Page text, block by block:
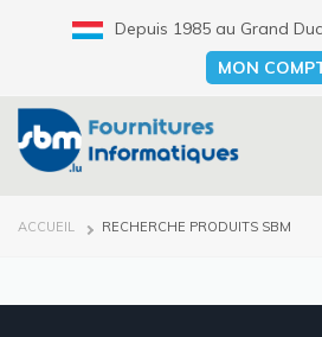
Depuis 1985 au Grand
Select your
MON
FIL
ACCUEIL RECHERCHE PRODUITS SBM